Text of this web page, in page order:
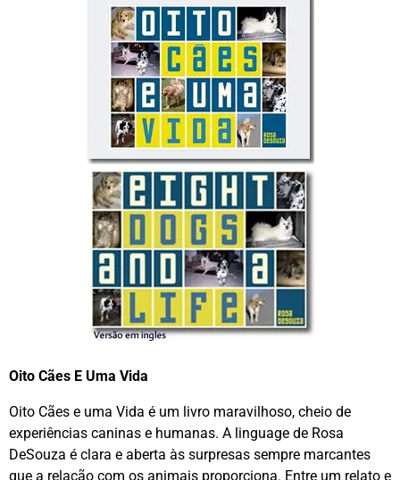
Oito Cães E Uma Vida
Oito Cães e uma Vida é um livro maravilhoso, cheio de
experiências caninas e humanas. A linguage de Rosa
DeSouza é clara e aberta às surpresas sempre marcantes
que a relação com os animais proporciona. Entre um relato e